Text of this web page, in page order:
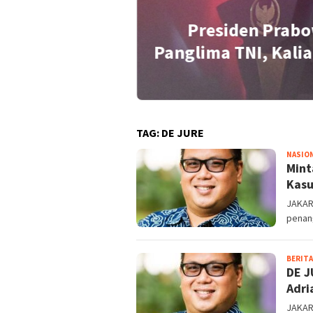
Presiden
Panglima TNI,
TAG: DE JURE
BERITA
DE